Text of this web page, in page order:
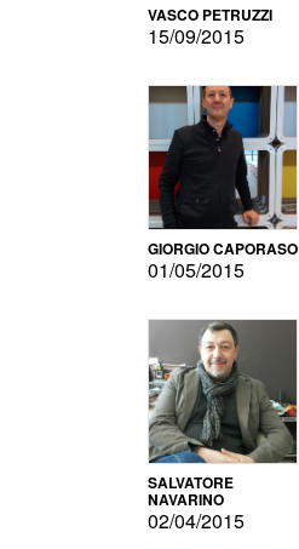
VASCO PETRUZZI
15/09/2015
GIORGIO CAPORASO
01/05/2015
SALVATORE
NAVARINO
02/04/2015